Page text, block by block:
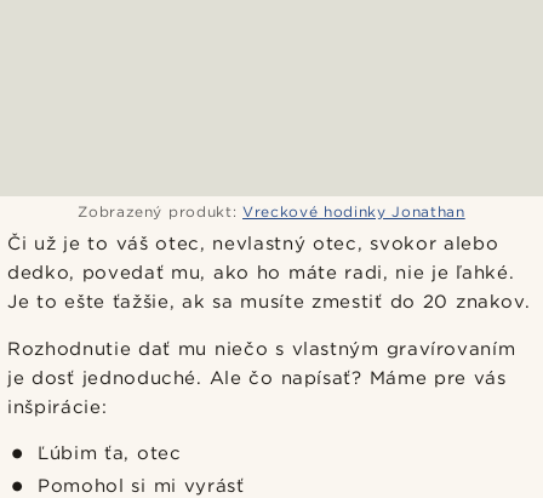
Zobrazený produkt: Vreckové hodinky Jonathan
Či už je to váš otec, nevlastný otec, svokor alebo
dedko, povedať mu, ako ho máte radi, nie je ľahké.
Je to ešte ťažšie, ak sa musíte zmestiť do 20 znakov.
Rozhodnutie dať mu niečo s vlastným gravírovaním
je dosť jednoduché. Ale čo napísať? Máme pre vás
inšpirácie:
Ľúbim ťa, otec
Pomohol si mi vyrásť